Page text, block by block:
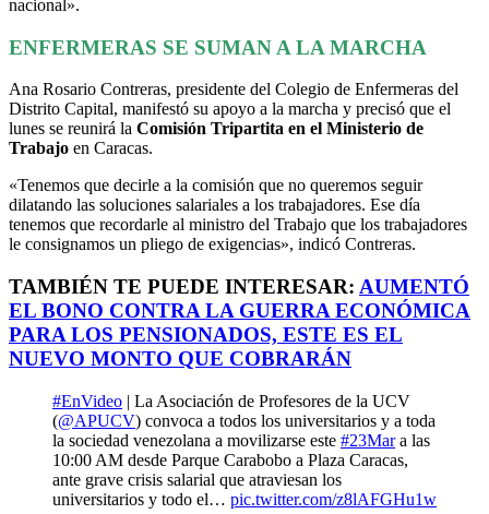
nacional».
ENFERMERAS SE SUMAN A LA MARCHA
Ana Rosario Contreras, presidente del Colegio de Enfermeras del
Distrito Capital, manifestó su apoyo a la marcha y precisó que el
lunes se reunirá la Comisión Tripartita en el Ministerio de
Trabajo en Caracas.
«Tenemos que decirle a la comisión que no queremos seguir
dilatando las soluciones salariales a los trabajadores. Ese día
tenemos que recordarle al ministro del Trabajo que los trabajadores
le consignamos un pliego de exigencias», indicó Contreras.
TAMBIÉN TE PUEDE INTERESAR: AUMENTÓ
EL BONO CONTRA LA GUERRA ECONÓMICA
PARA LOS PENSIONADOS, ESTE ES EL
NUEVO MONTO QUE COBRARÁN
#EnVideo | La Asociación de Profesores de la UCV
(@APUCV) convoca a todos los universitarios y a toda
la sociedad venezolana a movilizarse este #23Mara las
10:00 AM desde Parque Carabobo a Plaza Caracas,
ante grave crisis salarial que atraviesan los
universitarios y todo el… pic.twitter.com/z8lAFGHu1w